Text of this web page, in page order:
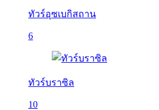
ทัวร์อุซเบกิสถาน
6
ทัวร์บราซิล
10